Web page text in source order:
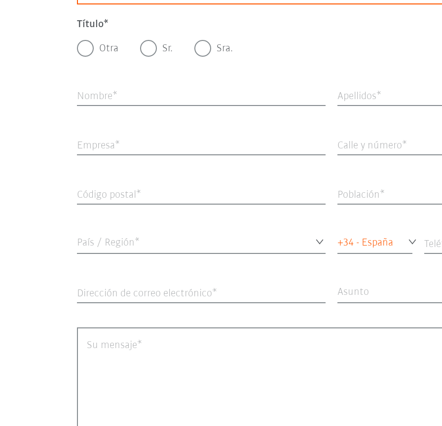
Título
Otra Sr. Sra.
Nombre Apellidos
Empresa Calle y número
Código postal Población
País / Región* +34 - España
Dirección de correo electrónico Asunto
Su mensaje